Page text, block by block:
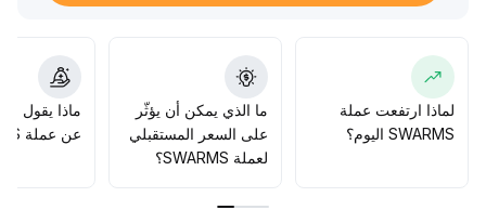
لماذا ارتفعت عملة
SWARMS اليوم؟
ما الذي يمكن أن يؤثّر
على السعر المستقبلي
لعملة SWARMS؟
ماذا يقول
عن عملة SWARMS؟